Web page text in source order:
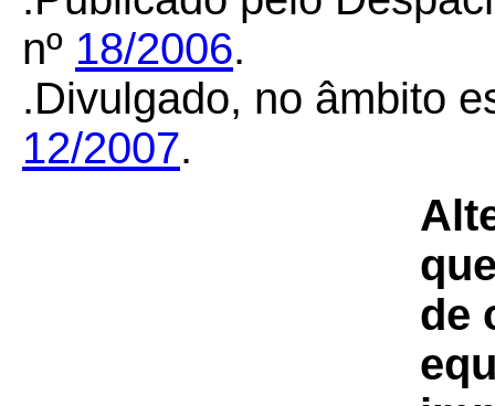
nº 18/2006.
.Divulgado, no âmbito
12/2007.
de